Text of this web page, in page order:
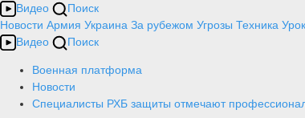
Видео
Поиск
Новости Армия Украина За рубежом Угрозы Техника
Видео
Поиск
Военная платформа
Новости
Специалисты РХБ защиты отмечают